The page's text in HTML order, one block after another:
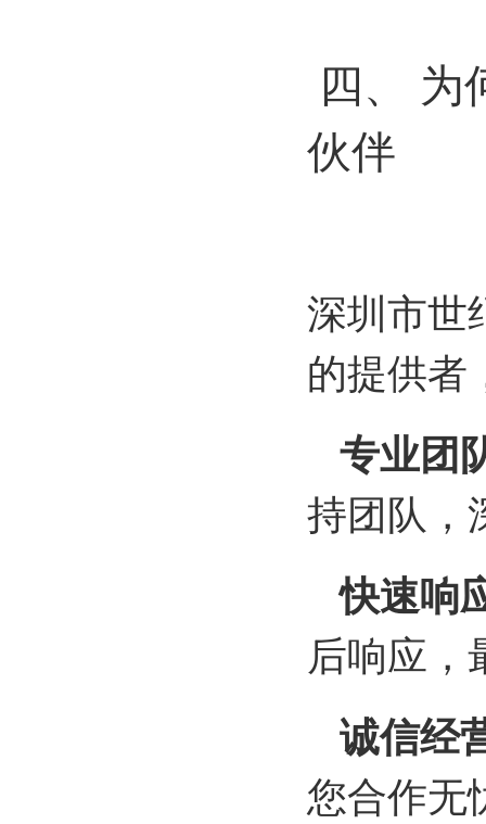
四、
伙伴
深圳市世
的提供者
专业团
持团队，
快速响
后响应，
诚信经
您合作无